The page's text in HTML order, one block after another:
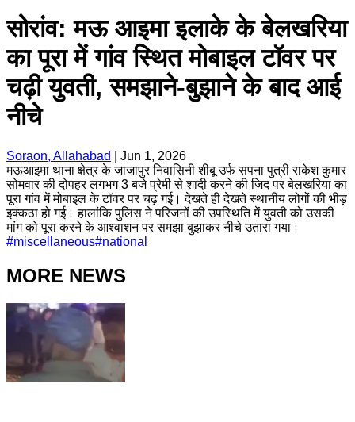
सोरांव: मऊ आइमा इलाके के बेलखरिया
का पूरा में गांव स्थित मोबाइल टॉवर पर
चढ़ी युवती, समझाने-बुझाने के बाद आई
नीचे
Soraon, Allahabad
Jun 1, 2026
मऊआइमा थाना क्षेत्र के जाजापुर निवासिनी शीबू उर्फ सपना पुत्री राकेश कुमार
सोमवार की दोपहर लगभग 3 बजे प्रेमी से शादी करने की जिद पर बेलखरिया का
पूरा गांव में मोबाइल के टॉवर पर चढ़ गई। देखते ही देखते स्थानीय लोगों की भीड़
इक्कठा हो गई। हालांकि पुलिस ने परिजनों की उपस्थिति में युवती को उसकी
मांग को पूरा करने के आश्वाशन पर समझा बुझाकर नीचे उतारा गया।
#miscellaneous#national
MORE NEWS